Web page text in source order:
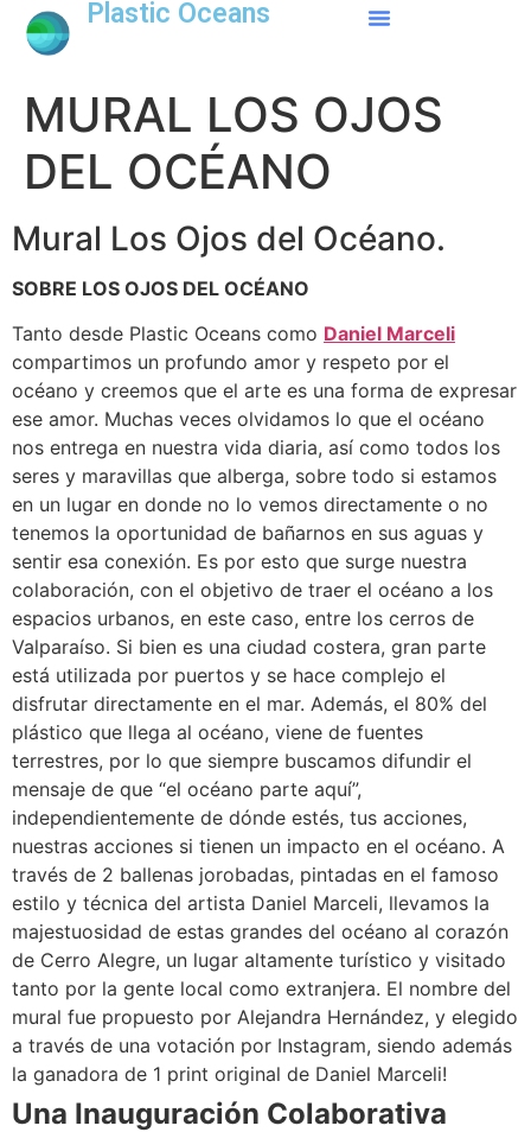
Plastic Oceans
MURAL LOS OJOS
DEL OCÉANO
Mural Los Ojos del Océano.
SOBRE LOS OJOS DEL OCÉANO
Tanto desde Plastic Oceans como Daniel Marceli
compartimos un profundo amor y respeto por el
océano y creemos que el arte es una forma de expresar
ese amor. Muchas veces olvidamos lo que el océano
nos entrega en nuestra vida diaria, así como todos los
seres y maravillas que alberga, sobre todo si estamos
en un lugar en donde no lo vemos directamente o no
tenemos la oportunidad de bañarnos en sus aguas y
sentir esa conexión. Es por esto que surge nuestra
colaboración, con el objetivo de traer el océano a los
espacios urbanos, en este caso, entre los cerros de
Valparaíso. Si bien es una ciudad costera, gran parte
está utilizada por puertos y se hace complejo el
disfrutar directamente en el mar. Además, el 80% del
plástico que llega al océano, viene de fuentes
terrestres, por lo que siempre buscamos difundir el
mensaje de que “el océano parte aquí”,
independientemente de dónde estés, tus acciones,
nuestras acciones si tienen un impacto en el océano. A
través de 2 ballenas jorobadas, pintadas en el famoso
estilo y técnica del artista Daniel Marceli, llevamos la
majestuosidad de estas grandes del océano al corazón
de Cerro Alegre, un lugar altamente turístico y visitado
tanto por la gente local como extranjera. El nombre del
mural fue propuesto por Alejandra Hernández, y elegido
a través de una votación por Instagram, siendo además
la ganadora de 1 print original de Daniel Marceli!
Una Inauguración Colaborativa